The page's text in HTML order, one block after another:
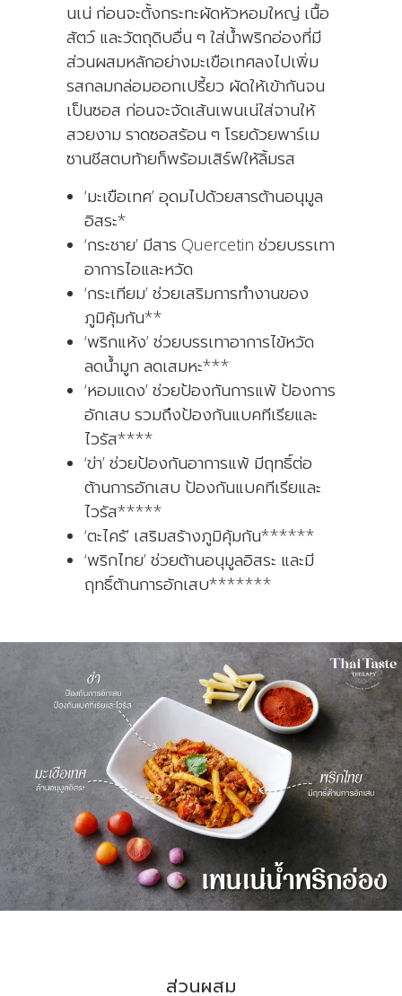
นเน่ ก่อนจะตั้งกระทะผัดหัวหอมใหญ่ เนื้อ
สัตว์ และวัตถุดิบอื่น ๆ ใส่น้ำพริกอ่องที่มี
ส่วนผสมหลักอย่างมะเขือเทศลงไปเพิ่ม
รสกลมกล่อมออกเปรี้ยว ผัดให้เข้ากันจน
เป็นซอส ก่อนจะจัดเส้นเพนเน่ใส่จานให้
สวยงาม ราดซอสร้อน ๆ โรยด้วยพาร์เม
ซานชีสตบท้ายก็พร้อมเสิร์ฟให้ลิ้มรส
‘มะเขือเทศ’ อุดมไปด้วยสารต้านอนุมูล
อิสระ*
‘กระชาย’ มีสาร Quercetin ช่วยบรรเทา
อาการไอและหวัด
‘กระเทียม’ ช่วยเสริมการทำงานของ
ภูมิคุ้มกัน**
‘พริกแห้ง’ ช่วยบรรเทาอาการไข้หวัด
ลดน้ำมูก ลดเสมหะ***
‘หอมแดง’ ช่วยป้องกันการแพ้ ป้องการ
อักเสบ รวมถึงป้องกันแบคทีเรียและ
ไวรัส****
‘ข่า’ ช่วยป้องกันอาการแพ้ มีฤทธิ์ต่อ
ต้านการอักเสบ ป้องกันแบคทีเรียและ
ไวรัส*****
‘ตะไคร้’ เสริมสร้างภูมิคุ้มกัน******
‘พริกไทย’ ช่วยต้านอนุมูลอิสระ และมี
ฤทธิ์ต้านการอักเสบ*******
ส่วนผสม